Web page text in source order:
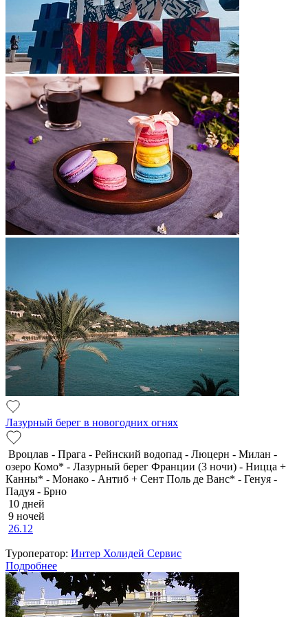
Лазурный берег в новогодних огнях
Вроцлав - Прага - Рейнский водопад - Люцерн - Милан -
озеро Комо* - Лазурный берег Франции (3 ночи) - Ницца +
Канны* - Монако - Антиб + Сент Поль де Ванс* - Генуя -
Падуя - Брно
10 дней
9 ночей
26.12
Туроператор: Интер Холидей Сервис
Подробнее